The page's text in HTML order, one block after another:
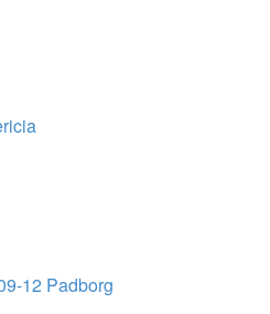
12 Padborg